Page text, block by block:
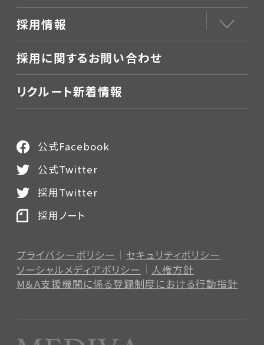
採用情報
採用に関するお問い合わせ
リクルート新着情報
プライバシーポリシー
セキュリティポリシー
ソーシャルメディアポリシー
人権方針
M＆A支援機関に係る登録制度における行動指針
公式Facebook
公式Twitter
採用Twitter
採用ノート